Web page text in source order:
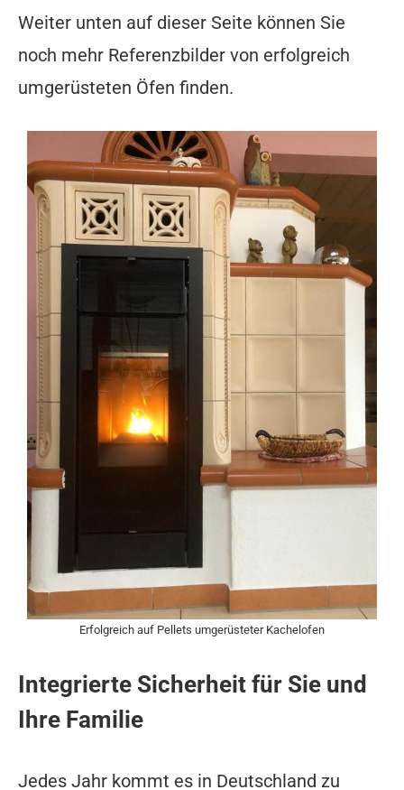
Weiter unten auf dieser Seite können Sie
noch mehr Referenzbilder von erfolgreich
umgerüsteten Öfen finden.
Erfolgreich auf Pellets umgerüsteter Kachelofen
Integrierte Sicherheit für Sie und
Ihre Familie
Jedes Jahr kommt es in Deutschland zu